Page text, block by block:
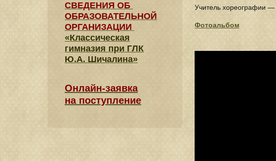
Учитель хореографии —
Фотоальбом
СВЕДЕНИЯ​ ОБ
ОБРАЗОВАТЕЛЬНОЙ
ОРГАНИЗАЦИИ
«Классическая
гимназия при ГЛК
Ю.А. Шичалина»
Онлайн-заявка
на поступление